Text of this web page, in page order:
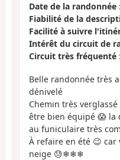
Date de la randonnée
Fiabilité de la
Facilité à suivre
Intérêt du circuit de
Circuit très fréquenté
Belle randonnée très
dénivelé
Chemin très
être bien équipé 😱 la
au funiculaire très
À refaire en été 😉
neige 😓❄❄❄